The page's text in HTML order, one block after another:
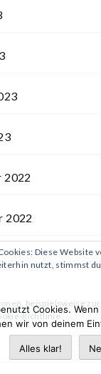
2022
2022
2022
Diese Website
nutzt, stimmst
beispielsweise
Richtlinie
Cookies.
wir von deinem
Alles klar!